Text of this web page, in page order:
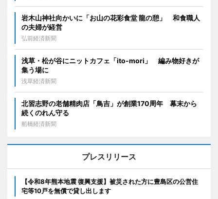
岩木山神社向かいに「お山の花彩食堂 龍の憩」 和食職人
の夫婦が経営
弘前経済新聞
浅草・松が谷にニットカフェ「ito-mori」 編み物好きが
集う場に
浅草経済新聞
北習志野の老舗精肉店「鳥吉」が創業170周年 幕末から
続くのれん守る
船橋経済新聞
プレスリリース
【令和8年熊本地震 復興支援】被災された方に豊島区の公営住
宅等10戸を無償で貸し出します